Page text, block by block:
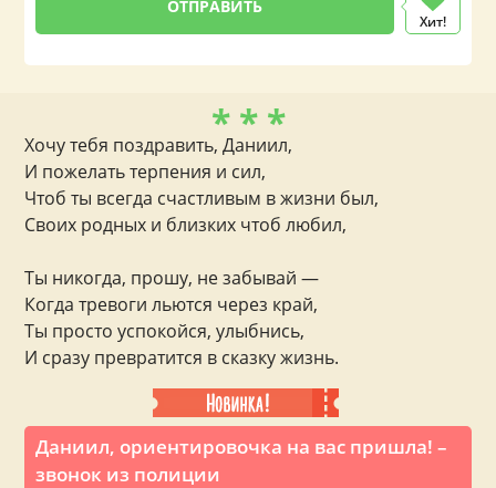
Хит!
Даниил, ориентировочка на вас пришла! –
звонок из полиции
* * *
Хочу тебя поздравить, Даниил,
И пожелать терпения и сил,
Чтоб ты всегда счастливым в жизни был,
Своих родных и близких чтоб любил,
Ты никогда, прошу, не забывай —
Когда тревоги льются через край,
Ты просто успокойся, улыбнись,
И сразу превратится в сказку жизнь.